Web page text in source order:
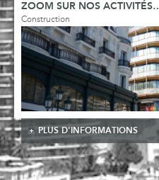
ZOOM SUR NOS
Construction
PLUS D'INFORMATIONS